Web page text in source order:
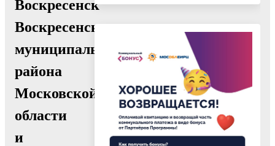
Воскресенск
Воскресенского
муниципального
района
Московской
области
и